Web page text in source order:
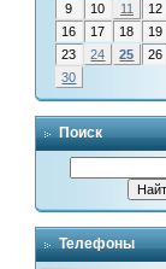
9
10 11 12
16
17 18 19
23
24 25 26
30
Поиск
Телефоны